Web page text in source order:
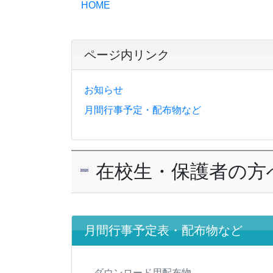
HOME
ページ内リンク
お知らせ
月間行事予定・配布物など
在校生・保護者の方
月間行事予定表・配布物など